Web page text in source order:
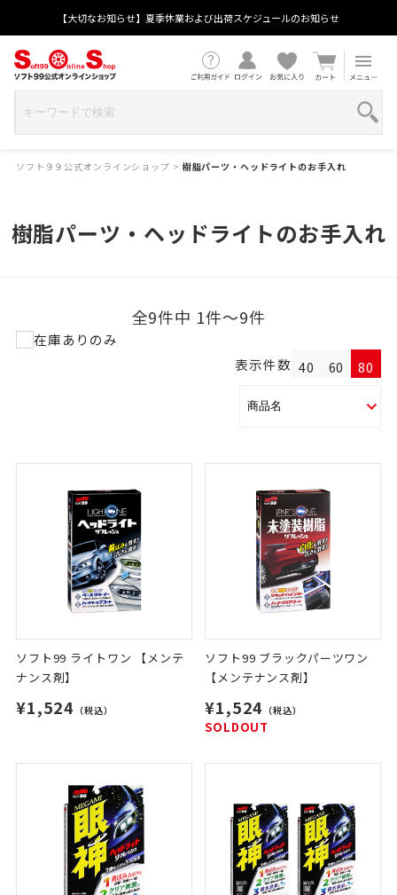
【大切なお知らせ】夏季休業および出荷スケジュールのお知らせ
ソフト９９公式オンラインショップ > 樹脂パーツ・ヘッドライトのお手入れ
樹脂パーツ・ヘッドライトのお手入れ
全9件中 1件～9件
在庫ありのみ
表示件数 40 60 80
ソフト99 ライトワン 【メンテ
ナンス剤】
¥1,524 （税込）
ソフト99 ブラックパーツワン
【メンテナンス剤】
¥1,524 （税込）
SOLDOUT